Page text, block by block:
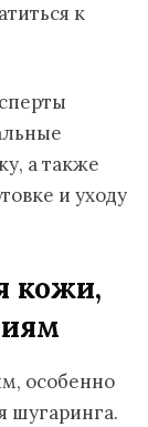
к
а также
и уходу
кожи,
особенно
шугаринга.